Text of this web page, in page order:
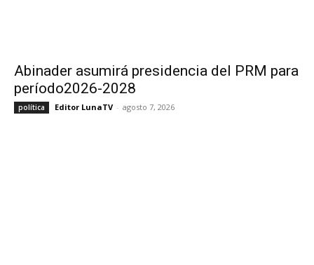
Abinader asumirá presidencia del PRM para
período2026-2028
política Editor LunaTV - agosto 7, 2026